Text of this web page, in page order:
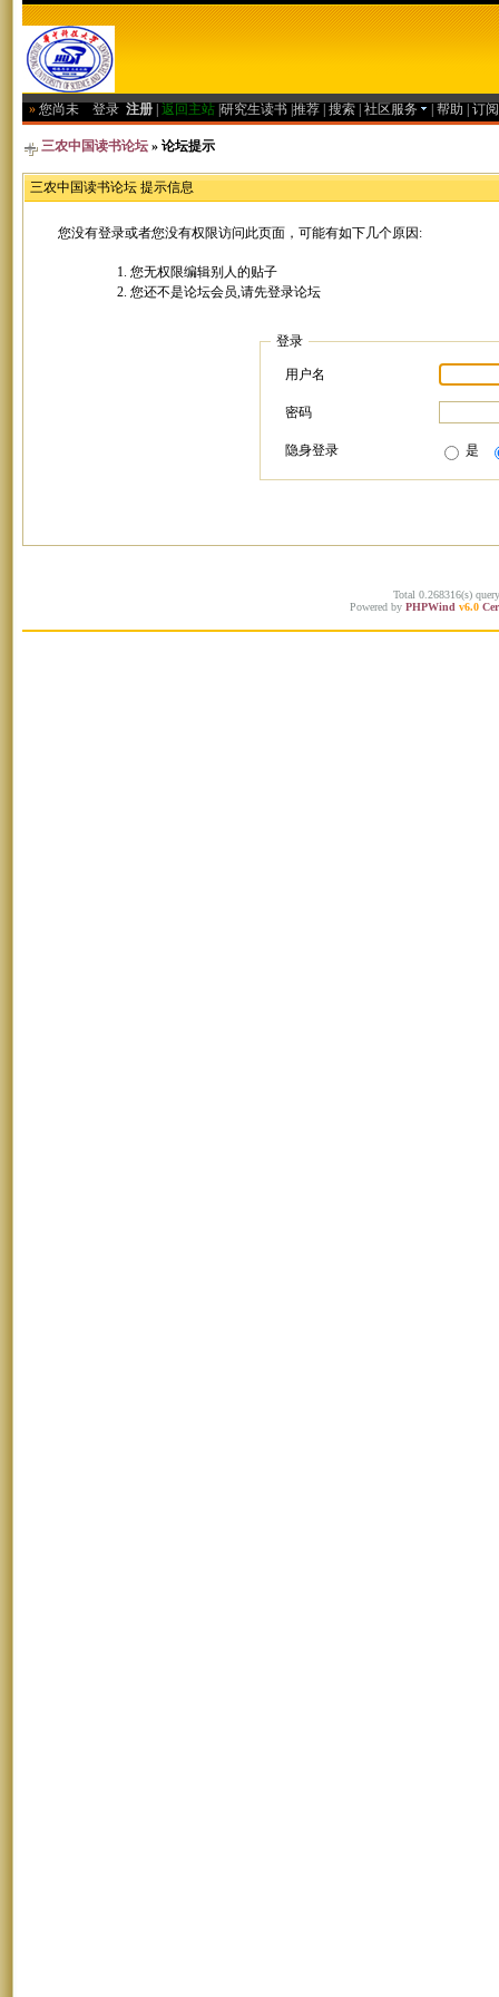
» 您尚未 登录 注册 返回主站 研究生读书 推荐 搜索 社区服务 帮助 订
三农中国读书论坛 » 论坛提示
三农中国读书论坛 提示信息
您没有登录或者您没有权限访问此页面，可能有如下几个原因:
您无权限编辑别人的贴子
您还不是论坛会员,请先登录论坛
登录
用户名
密码
隐身登录 是
Total 0.268316(s)
Powered by PHPWind v6.0